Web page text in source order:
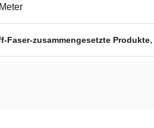
Faser-zusammengesetzte Produkte,